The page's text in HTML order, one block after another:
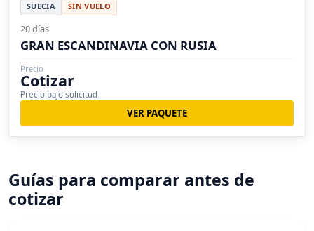
SUECIA SIN VUELO
20 días
GRAN ESCANDINAVIA CON RUSIA
Precio
Cotizar
Precio bajo solicitud
VER PAQUETE
Guías para comparar antes de
cotizar